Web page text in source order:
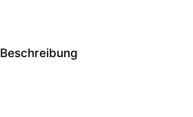
Beschreibung